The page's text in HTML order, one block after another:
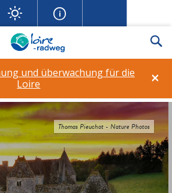
×
und überwachung für die
Loire
Thomas Pieuchot - Nature Photos